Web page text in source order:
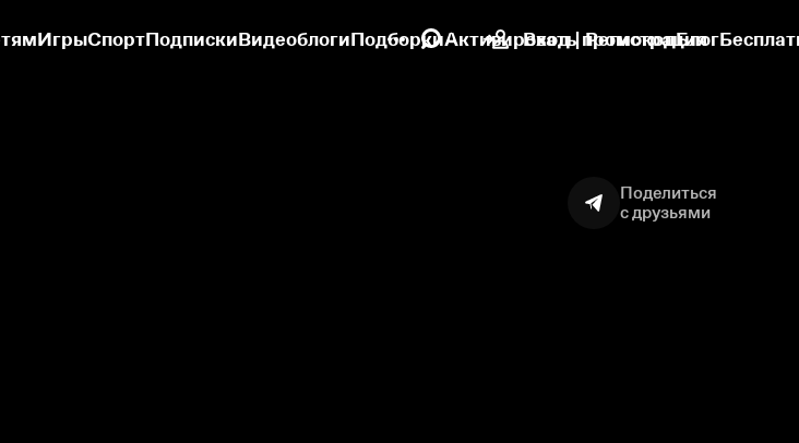
ИгрыСпортПодпискиВидеоблогиПодборкиАктивировать промокодБлог
Вход | Регистрация
Поделиться
с друзьями